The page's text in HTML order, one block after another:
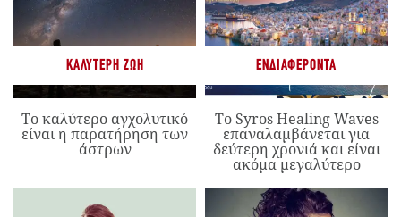
ΚΑΛΎΤΕΡΗ ΖΩΉ
Το καλύτερο αγχολυτικό
είναι η παρατήρηση των
άστρων
ΕΝΔΙΑΦΈΡΟΝΤΑ
Το Syros Healing Waves
επαναλαμβάνεται για
δεύτερη χρονιά και είναι
ακόμα μεγαλύτερο